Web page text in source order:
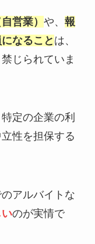
営業） や、 報
なること は、
じられていま
定の企業の利
性を担保する
アルバイトな
のが実情で